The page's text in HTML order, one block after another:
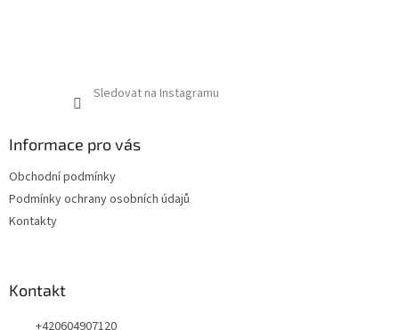
Sledovat na Instagramu
Informace pro vás
Obchodní podmínky
Podmínky ochrany osobních údajů
Kontakty
Kontakt